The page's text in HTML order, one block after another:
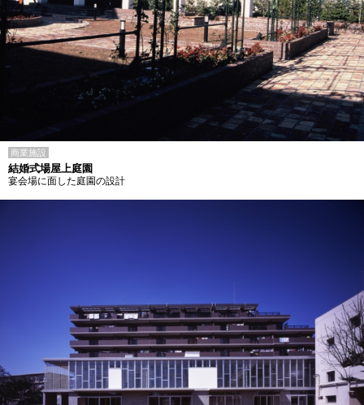
商業施設
結婚式場屋上庭園
宴会場に面した庭園の設計